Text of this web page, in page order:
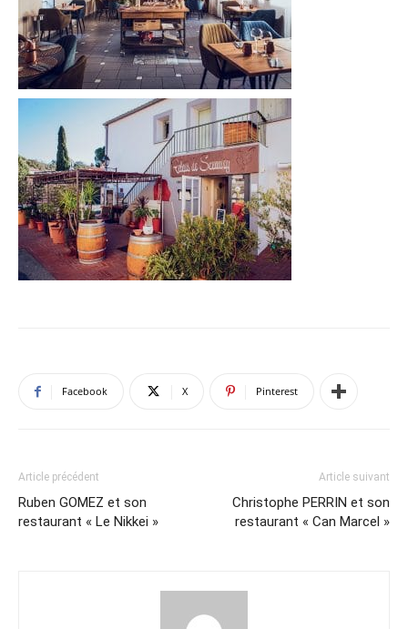
Facebook X Pinterest
Article précédent
Ruben GOMEZ et son
restaurant « Le Nikkei »
Article suivant
Christophe PERRIN et son
restaurant « Can Marcel »